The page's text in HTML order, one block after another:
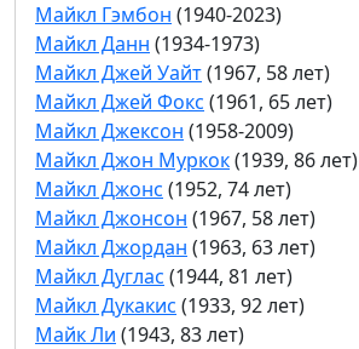
Майкл Гэмбон (1940-2023)
Майкл Данн (1934-1973)
Майкл Джей Уайт(1967, 58 лет)
Майкл Джей Фокс (1961, 65 лет)
Майкл Джексон (1958-2009)
Майкл Джон Муркок(1939, 86 лет)
Майкл Джонс (1952, 74 лет)
Майкл Джонсон (1967, 58 лет)
Майкл Джордан (1963, 63 лет)
Майкл Дуглас (1944, 81 лет)
Майкл Дукакис (1933, 92 лет)
Майк Ли (1943, 83 лет)